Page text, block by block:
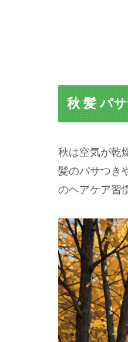
秋 髪 パ
秋は空気が乾
髪のパサつき
のヘアケア習